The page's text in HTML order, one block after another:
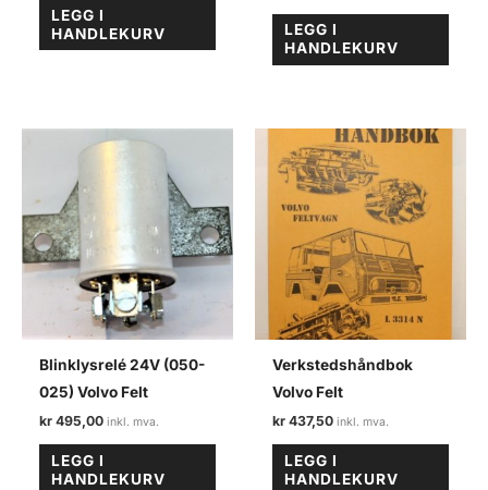
LEGG I
HANDLEKURV
LEGG I
HANDLEKURV
Blinklysrelé 24V (050-
025) Volvo Felt
kr 495,00
LEGG I
HANDLEKURV
Verkstedshåndbok
Volvo Felt
kr 437,50
LEGG I
HANDLEKURV